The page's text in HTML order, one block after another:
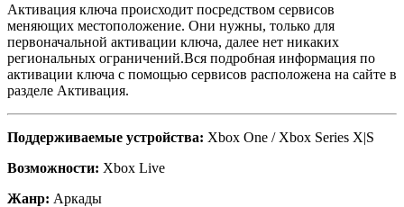
Активация ключа происходит посредством сервисов
меняющих местоположение. Они нужны, только для
первоначальной активации ключа, далее нет никаких
региональных ограничений.Вся подробная информация по
активации ключа с помощью сервисов расположена на сайте в
разделе Активация.
Поддерживаемые устройства: Xbox One / Xbox Series X|S
Возможности: Xbox Live
Жанр: Аркады